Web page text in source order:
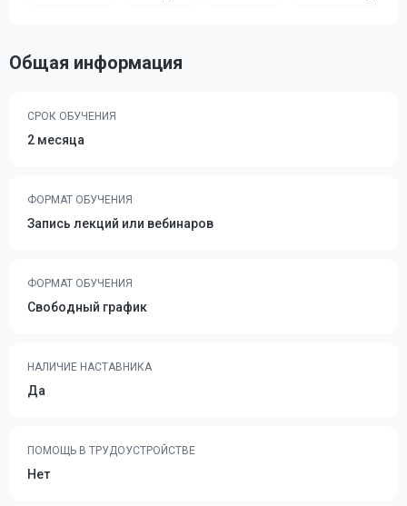
Общая информация
СРОК ОБУЧЕНИЯ
2 месяца
ФОРМАТ ОБУЧЕНИЯ
Запись лекций или вебинаров
ФОРМАТ ОБУЧЕНИЯ
Свободный график
НАЛИЧИЕ НАСТАВНИКА
Да
ПОМОЩЬ В ТРУДОУСТРОЙСТВЕ
Нет